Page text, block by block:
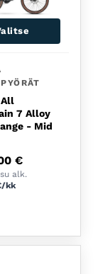
All
7 Alloy
- Mid
€
alk.
/kk